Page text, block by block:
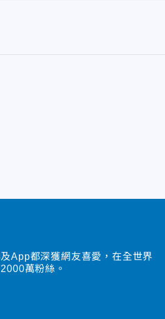
App都深獲網友喜愛，在全世界
萬粉絲。